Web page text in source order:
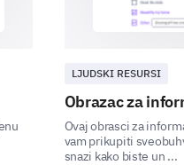
posla i privatnog
posla i privatnog života
na ovom polju.
između posla i
LJUDSKI RESURSI
Obrazac za
Ovaj obrasci za
vam prikupiti
snazi kako biste un ...